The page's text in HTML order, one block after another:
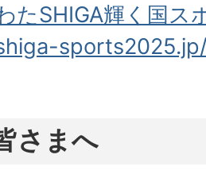
たSHIGA輝く国ス
さまへ